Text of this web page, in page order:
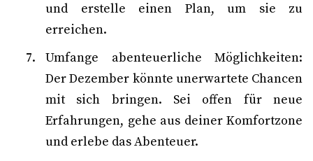
und erstelle einen Plan, um sie zu
erreichen.
Umfange abenteuerliche Möglichkeiten:
Der Dezember könnte unerwartete Chancen
mit sich bringen. Sei offen für neue
Erfahrungen, gehe aus deiner Komfortzone
und erlebe das Abenteuer.